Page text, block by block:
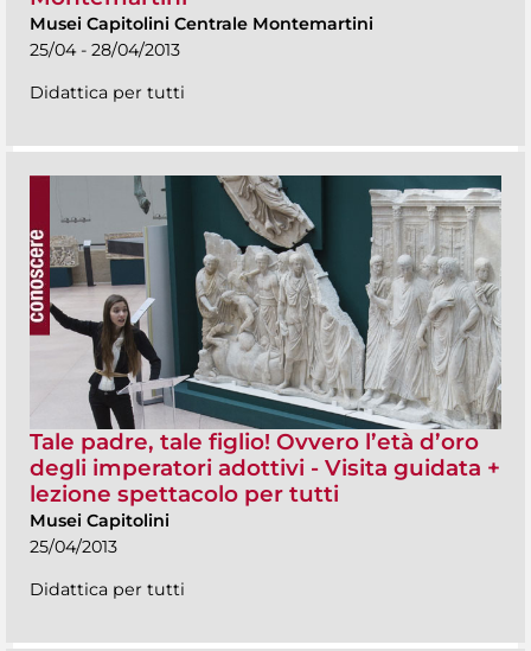
Musei Capitolini Centrale Montemartini
25/04 - 28/04/2013
Didattica per tutti
Tale padre, tale figlio! Ovvero l’età d’oro
degli imperatori adottivi - Visita guidata +
lezione spettacolo per tutti
Musei Capitolini
25/04/2013
Didattica per tutti